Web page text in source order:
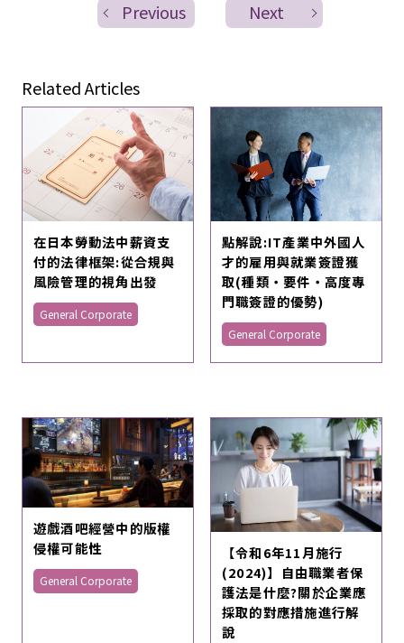
Previous Next
Related Articles
在日本勞動法中薪資支
付的法律框架:從合規與
風險管理的視角出發
General Corporate
點解說:IT產業中外國人
才的雇用與就業簽證獲
取(種類・要件・高度專
門職簽證的優勢)
General Corporate
遊戲酒吧經營中的版權
侵權可能性
General Corporate
【令和6年11月施行
(2024)】自由職業者保
護法是什麼?關於企業應
採取的對應措施進行解
說